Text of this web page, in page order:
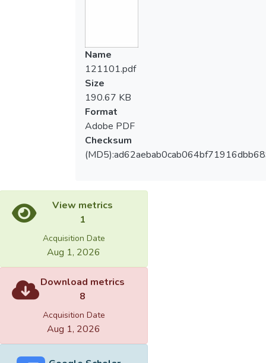
Name
121101.pdf
Size
190.67 KB
Format
Adobe PDF
Checksum
View metrics
1
Acquisition Date
Aug 1, 2026
Download metrics
8
Acquisition Date
Aug 1, 2026